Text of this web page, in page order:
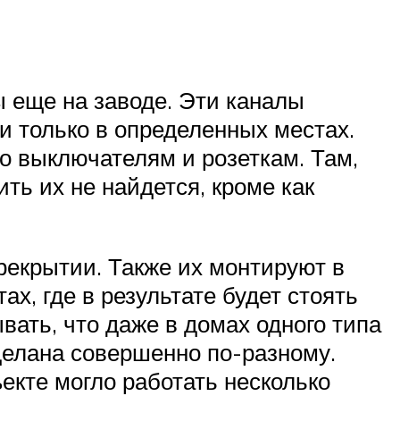
еще на заводе. Эти каналы
только в определенных местах.
выключателям и розеткам. Там,
их не найдется, кроме как
Также их монтируют в
где в результате будет стоять
что даже в домах одного типа
совершенно по-разному.
могло работать несколько